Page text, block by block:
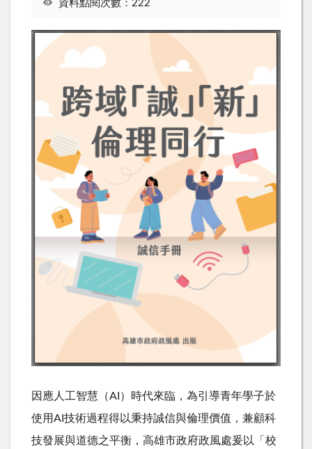
資料點閱次數：222
因 應人工智慧 （A ） 時代來臨 ， 為引 導青年學子於
使用A 技術過程得以秉持誠信與倫理價值 ， 兼顧科
技發展與道德之平衡 ， 高雄市政府政風處爰以 「 校